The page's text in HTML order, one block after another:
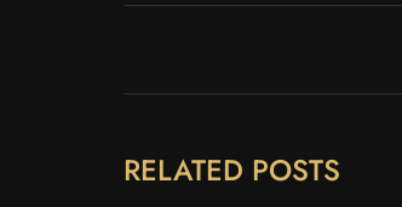
RELATED POSTS